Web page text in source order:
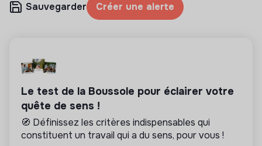
Sauvegarder Créer une alerte
Le test de la Boussole pour éclairer votre
quête de sens !
🧭 Définissez les critères indispensables qui
constituent un travail qui a du sens, pour vous !